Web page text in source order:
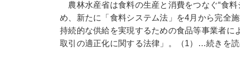
農林水産省は食料の生産と消費をつなぐ“食料
め、新たに「食料システム法」を4月から完全
持続的な供給を実現するための食品等事業者に
取引の適正化に関する法律」。（1）…続きを